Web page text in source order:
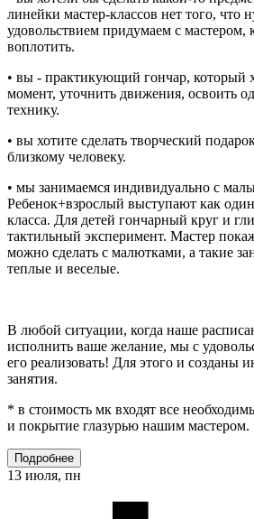
линейки мастер-классов нет того,
удовольствием придумаем с
воплотить.
• вы - практикующий гончар, который
момент, уточнить движения, освоить
технику.
• вы хотите сделать творческий
близкому человеку.
• мы занимаемся индивидуально с
Ребенок+взрослый выступают как
класса. Для детей гончарный круг и
тактильный эксперимент. Мастер
можно сделать с малютками, а такие
теплые и веселые.
В любой ситуации, когда наше
исполнить ваше желание, мы с
его реализовать! Для этого и созданы
занятия.
* в стоимость мк входят все
и покрытие глазурью нашим мастером.
Подробнее
13 июля, пн